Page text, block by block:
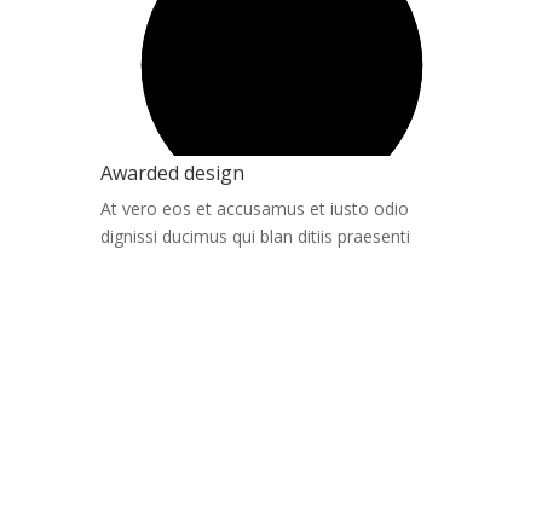
Awarded design
At vero eos et accusamus et iusto odio
dignissi ducimus qui blan ditiis praesenti